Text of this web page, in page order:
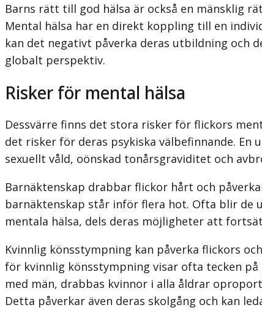
Barns rätt till god hälsa är också en mänsklig
Mental hälsa har en direkt koppling till en
kan det negativt påverka deras utbildning och
globalt perspektiv.
Risker för mental hälsa
Dessvärre finns det stora risker för flickors
det risker för deras psykiska välbefinnande.
sexuellt våld, oönskad tonårsgraviditet och
Barnäktenskap drabbar flickor hårt och
barnäktenskap står inför flera hot. Ofta blir de
mentala hälsa, dels deras möjligheter att
Kvinnlig könsstympning kan påverka flickors
för kvinnlig könsstympning visar ofta tecken
med män, drabbas kvinnor i alla åldrar
Detta påverkar även deras skolgång och kan